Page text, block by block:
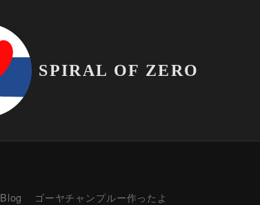
SPIRAL OF ZERO
Blog ゴーヤチャンプルー作ったよ